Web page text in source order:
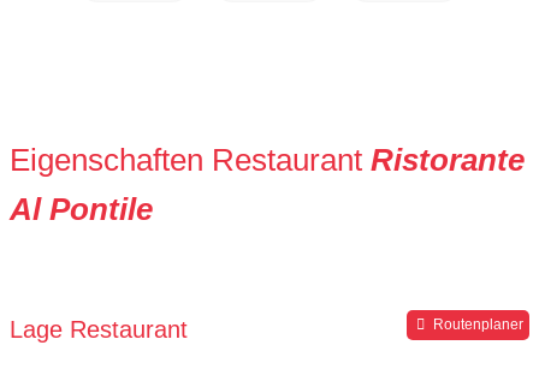
Eigenschaften Restaurant Ristorante
Al Pontile
Lage Restaurant Routenplaner